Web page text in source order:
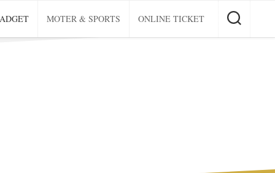
MOTER & SPORTS ONLINE TICKET